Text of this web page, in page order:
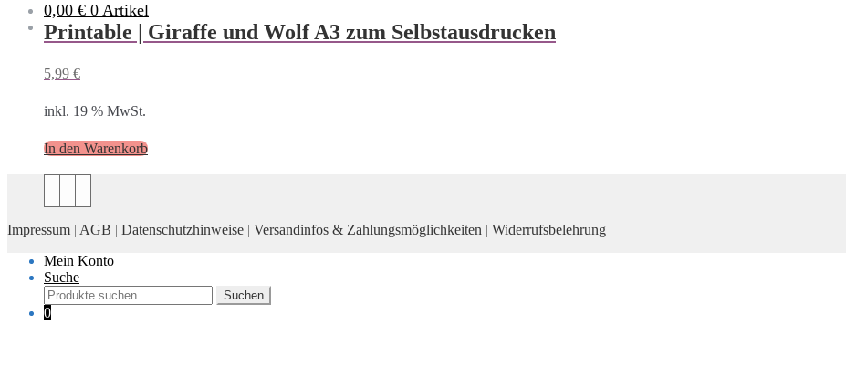
0,00 € 0 Artikel
Printable | Giraffe und Wolf A3 zum Selbstausdrucken
5,99 €
inkl. 19 % MwSt.
In den Warenkorb
Impressum | AGB | Datenschutzhinweise | Versandinfos & Zahlungsmöglichkeiten | Widerrufsbelehrung
Mein Konto
Suche
Suche
nach:
Suchen
0